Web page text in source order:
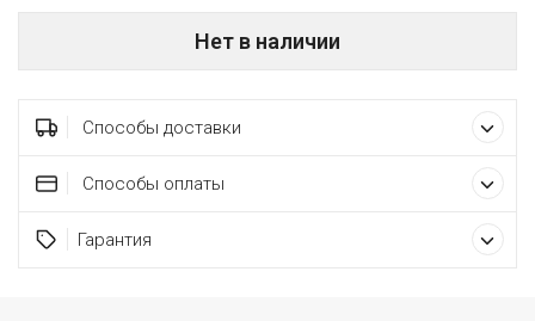
Нет в наличии
Способы доставки
Способы оплаты
Гарантия